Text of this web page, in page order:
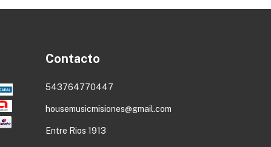
Contacto
543764770447
housemusicmisiones@gmail.com
Entre Rios 1913